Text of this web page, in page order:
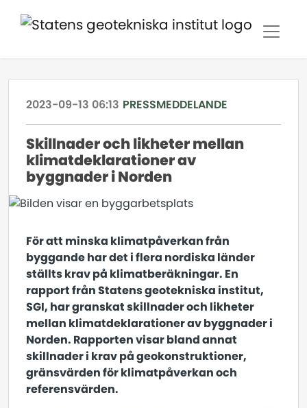
2023-09-13 06:13 PRESSMEDDELANDE
Skillnader och likheter mellan
klimatdeklarationer av
byggnader i Norden
För att minska klimatpåverkan från
byggande har det i flera nordiska länder
ställts krav på klimatberäkningar. En
rapport från Statens geotekniska institut,
SGI, har granskat skillnader och likheter
mellan klimatdeklarationer av byggnader i
Norden. Rapporten visar bland annat
skillnader i krav på geokonstruktioner,
gränsvärden för klimatpåverkan och
referensvärden.